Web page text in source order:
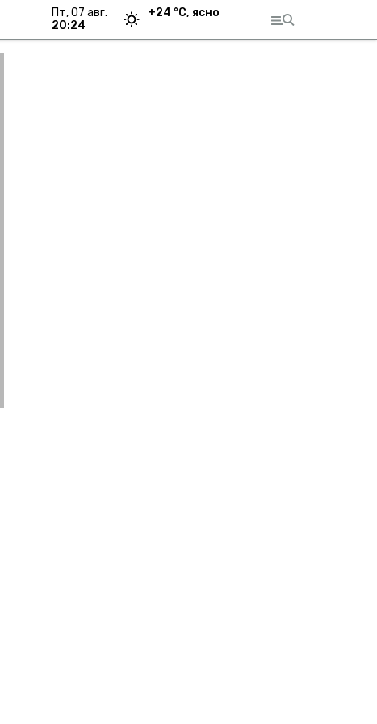
пт, 07 авг.
20:24
+24 °С, ясно